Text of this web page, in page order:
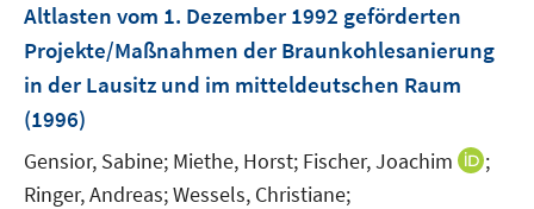
Altlasten vom 1. Dezember 1992 geförderten
Projekte/Maßnahmen der Braunkohlesanierung
in der Lausitz und im mitteldeutschen Raum
(1996)
Gensior, Sabine; Miethe, Horst; Fischer, Joachim
I;
Ringer, Andreas;Wessels, Christiane;